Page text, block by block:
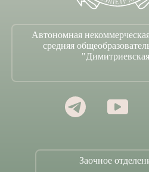
Автономная
средняя
Заочное